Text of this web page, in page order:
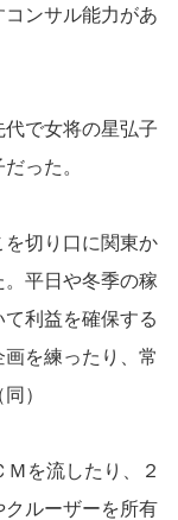
ンサル能力があ
で女将の星弘子
った。
切り口に関東か
平日や冬季の稼
利益を確保する
を練ったり、常
）
を流したり、２
ルーザーを所有